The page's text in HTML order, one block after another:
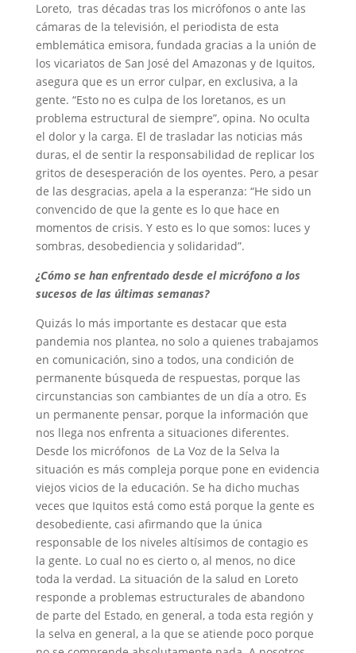
Loreto, tras décadas tras los micrófonos o ante las
cámaras de la televisión, el periodista de esta
emblemática emisora, fundada gracias a la unión de
los vicariatos de San José del Amazonas y de Iquitos,
asegura que es un error culpar, en exclusiva, a la
gente. “Esto no es culpa de los loretanos, es un
problema estructural de siempre”, opina. No oculta
el dolor y la carga. El de trasladar las noticias más
duras, el de sentir la responsabilidad de replicar los
gritos de desesperación de los oyentes. Pero, a pesar
de las desgracias, apela a la esperanza: “He sido un
convencido de que la gente es lo que hace en
momentos de crisis. Y esto es lo que somos: luces y
sombras, desobediencia y solidaridad”.
¿Cómo se han enfrentado desde el micrófono a los
sucesos de las últimas semanas?
Quizás lo más importante es destacar que esta
pandemia nos plantea, no solo a quienes trabajamos
en comunicación, sino a todos, una condición de
permanente búsqueda de respuestas, porque las
circunstancias son cambiantes de un día a otro. Es
un permanente pensar, porque la información que
nos llega nos enfrenta a situaciones diferentes.
Desde los micrófonos de La Voz de la Selva la
situación es más compleja porque pone en evidencia
viejos vicios de la educación. Se ha dicho muchas
veces que Iquitos está como está porque la gente es
desobediente, casi afirmando que la única
responsable de los niveles altísimos de contagio es
la gente. Lo cual no es cierto o, al menos, no dice
toda la verdad. La situación de la salud en Loreto
responde a problemas estructurales de abandono
de parte del Estado, en general, a toda esta región y
la selva en general, a la que se atiende poco porque